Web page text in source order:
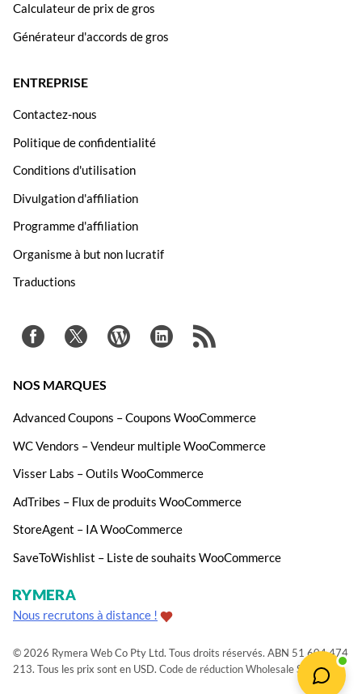
Calculateur de prix de gros
Générateur d'accords de gros
ENTREPRISE
Contactez-nous
Politique de confidentialité
Conditions d'utilisation
Divulgation d'affiliation
Programme d'affiliation
Organisme à but non lucratif
Traductions
NOS MARQUES
Advanced Coupons – Coupons WooCommerce
WC Vendors – Vendeur multiple WooCommerce
Visser Labs – Outils WooCommerce
AdTribes – Flux de produits WooCommerce
StoreAgent – IA WooCommerce
SaveToWishlist – Liste de souhaits WooCommerce
Nous recrutons à distance !
© 2026 Rymera Web Co Pty Ltd. Tous droits réservés. ABN 51 604 474
213. Tous les prix sont en USD. Code de réduction Wholesale Suite.